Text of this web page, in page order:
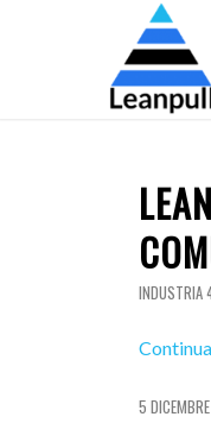
INDUSTRIA
5